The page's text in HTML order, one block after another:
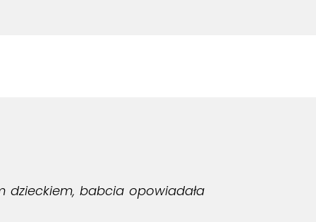
dzieckiem, babcia opowiadała